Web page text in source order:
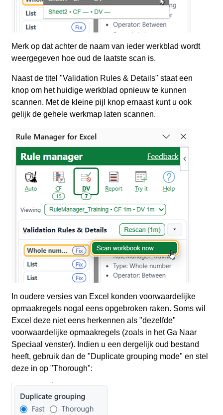
Merk op dat achter de naam van ieder werkblad wordt
weergegeven hoe oud de laatste scan is.
Naast de titel "Validation Rules & Details" staat een
knop om het huidige werkblad opnieuw te kunnen
scannen. Met de kleine pijl knop ernaast kunt u ook
gelijk de gehele werkmap laten scannen.
In oudere versies van Excel konden voorwaardelijke
opmaakregels nogal eens opgebroken raken. Soms wil
Excel deze niet eens herkennen als "dezelfde"
voorwaardelijke opmaakregels (zoals in het Ga Naar
Speciaal venster). Indien u een dergelijk oud bestand
heeft, gebruik dan de "Duplicate grouping mode" en stel
deze in op "Thorough":